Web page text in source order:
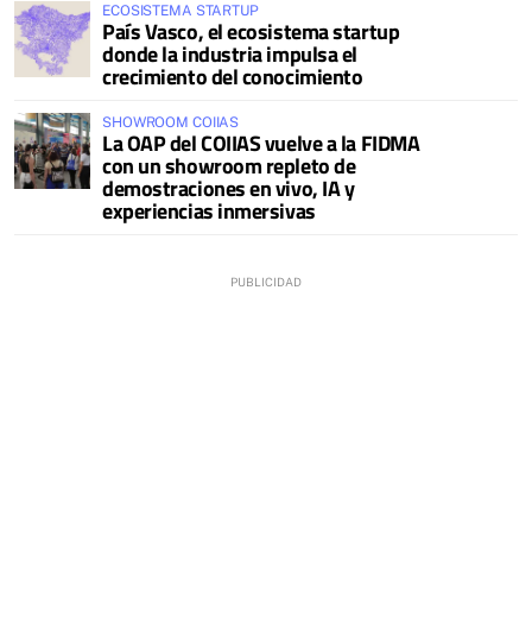
ECOSISTEMA STARTUP
País Vasco, el ecosistema startup
donde la industria impulsa el
crecimiento del conocimiento
SHOWROOM COIIAS
La OAP del COIIAS vuelve a la FIDMA
con un showroom repleto de
demostraciones en vivo, IA y
experiencias inmersivas